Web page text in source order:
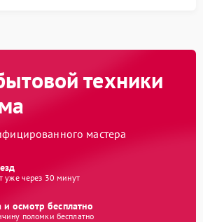
техники
мастера
уже через 30 минут
и осмотр бесплатно
поломки бесплатно